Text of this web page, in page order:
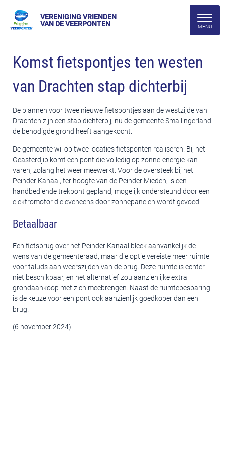
VERENIGING VRIENDEN
VAN DE VEERPONTEN
Komst fietspontjes ten westen
van Drachten stap dichterbij
De plannen voor twee nieuwe fietspontjes aan de westzijde van
Drachten zijn een stap dichterbij, nu de gemeente Smallingerland
de benodigde grond heeft aangekocht.
De gemeente wil op twee locaties fietsponten realiseren. Bij het
Geasterdjip komt een pont die volledig op zonne-energie kan
varen, zolang het weer meewerkt. Voor de oversteek bij het
Peinder Kanaal, ter hoogte van de Peinder Mieden, is een
handbediende trekpont gepland, mogelijk ondersteund door een
elektromotor die eveneens door zonnepanelen wordt gevoed.
Betaalbaar
Een fietsbrug over het Peinder Kanaal bleek aanvankelijk de
wens van de gemeenteraad, maar die optie vereiste meer ruimte
voor taluds aan weerszijden van de brug. Deze ruimte is echter
niet beschikbaar, en het alternatief zou aanzienlijke extra
grondaankoop met zich meebrengen. Naast de ruimtebesparing
is de keuze voor een pont ook aanzienlijk goedkoper dan een
brug.
(6 november 2024)